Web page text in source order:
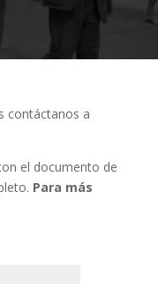
contáctanos a
el documento de
Para más